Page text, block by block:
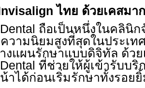
ไทย ด้วยเคสมา
ถือเป็นหนึ่งในคลินิ
วามนิยมสูงที่สุดในประเท
งแผนรักษาแบบดิจิทัล ด้ว
ที่ช่วยให้ผู้เข้ารับบริ
าได้ก่อนเริ่มรักษาทั้งรอย